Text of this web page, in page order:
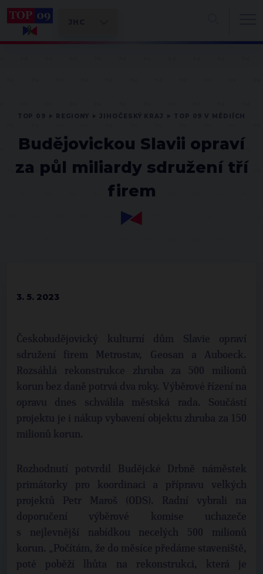
Budějovickou Slavii opraví
za půl miliardy sdružení tří
firem
3. 5. 2023
Českobudějovický kulturní dům Slavie opraví
sdružení firem Metrostav, Geosan a Auboeck.
Rozsáhlá rekonstrukce zhruba za 500 milionů
korun bez daně potrvá dva roky. Výběrové řízení na
opravu dnes schválila městská rada. Součástí
projektu je i nákup vybavení objektu zhruba za 150
milionů korun.
Rozhodnutí potvrdil Budějcké Drbně náměstek
primátorky pro koordinaci a přípravu velkých
projektů Petr Maroš (ODS). Radní vybrali na
doporučení výběrové komise uchazeče
s nejlevnější nabídkou necelých 500 milionů
korun. „Počítám, že do měsíce předáme staveniště,
poté poběží lhůta na rekonstrukci, která je